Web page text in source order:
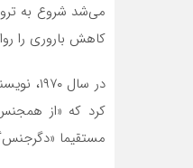
می‌شد شروع به
کاهش باروری را
در سال
کرد که «از
مستقیما